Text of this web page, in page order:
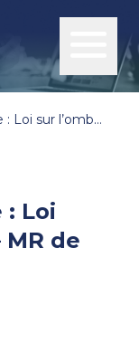
Rapport d’enquête : Loi sur l’ombudsman – MR de Rosser
: Loi
MR de